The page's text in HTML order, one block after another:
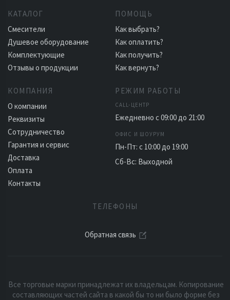
КАТАЛОГ
Смесители
Душевое оборудование
Комплектующие
Отзывы о продукции
ПОМОЩЬ
Как выбрать?
Как оплатить?
Как получить?
Как вернуть?
КОМПАНИЯ
О компании
Реквизиты
Сотрудничество
Гарантия и сервис
Доставка
Оплата
Контакты
РЕЖИМ РАБОТЫ
CALL-ЦЕНТР
Ежедневно с 09:00 до 21:00
ОФИС И ШОУРУМ
Пн-Пт: с 10:00 до 19:00
Сб-Вс: Выходной
ТЕЛЕФОНЫ
Обратная связь
Все торговые марки принадлежат их владельцам. Копирование
составляющих частей сайта в какой бы то ни было форме без